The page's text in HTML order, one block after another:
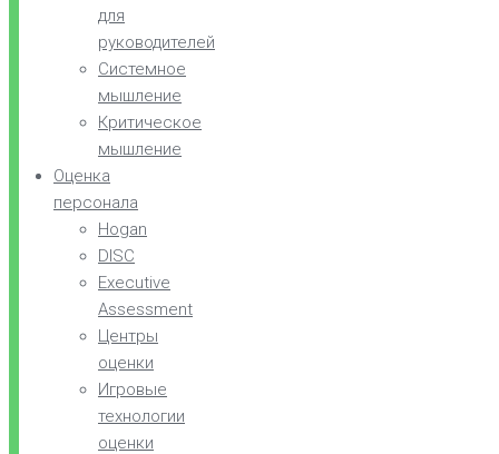
для
руководителей
Системное
мышление
Критическое
мышление
Оценка
персонала
Hogan
DISC
Executive
Assessment
Центры
оценки
Игровые
технологии
оценки